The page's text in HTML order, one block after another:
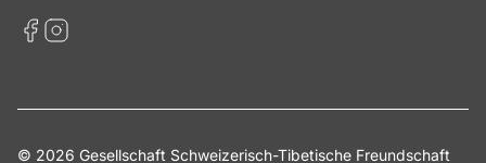
© 2026 Gesellschaft Schweizerisch-Tibetische Freundschaft